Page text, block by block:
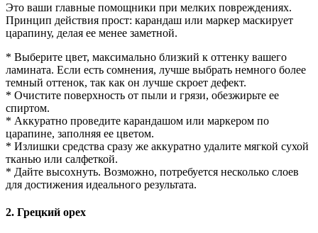
Это ваши главные помощники при мелких повреждениях.
Принцип действия прост: карандаш или маркер маскирует
царапину, делая ее менее заметной.
* Выберите цвет, максимально близкий к оттенку вашего
ламината. Если есть сомнения, лучше выбрать немного более
темный оттенок, так как он лучше скроет дефект.
* Очистите поверхность от пыли и грязи, обезжирьте ее
спиртом.
* Аккуратно проведите карандашом или маркером по
царапине, заполняя ее цветом.
* Излишки средства сразу же аккуратно удалите мягкой сухой
тканью или салфеткой.
* Дайте высохнуть. Возможно, потребуется несколько слоев
для достижения идеального результата.
2. Грецкий орех